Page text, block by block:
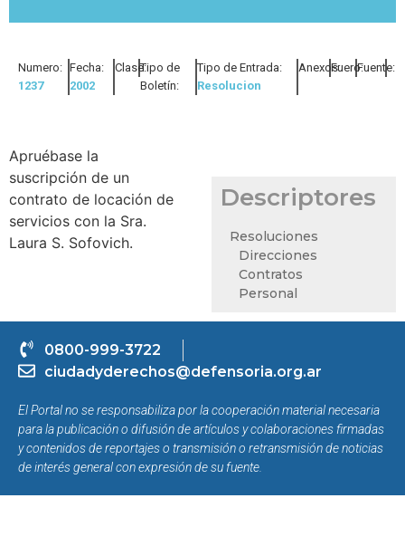
Numero:
1237
Fecha:
2002
Clase:Tipo de
Boletín:
Tipo de Entrada:
Resolucion
Anexos:Fuero:Fuente:
Apruébase la
suscripción de un
contrato de locación de
servicios con la Sra.
Laura S. Sofovich.
Descriptores
Resoluciones
Direcciones
Contratos
Personal
0800-999-3722
ciudadyderechos@defensoria.org.ar
El Portal no se responsabiliza por la cooperación material necesaria
para la publicación o difusión de artículos y colaboraciones firmadas
y contenidos de reportajes o transmisión o retransmisión de noticias
de interés general con expresión de su fuente.